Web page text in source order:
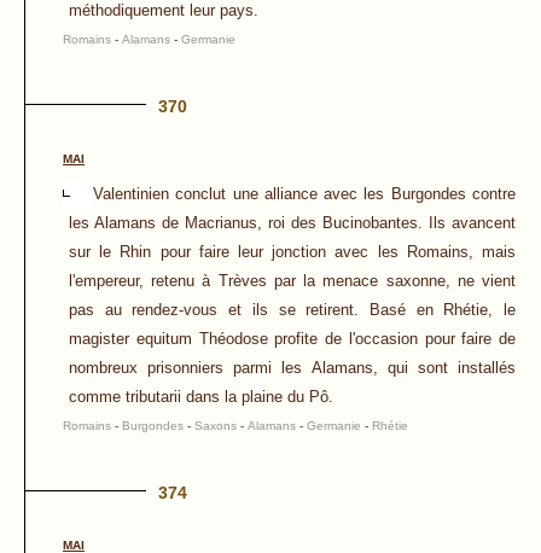
méthodiquement leur pays.
Romains - Alamans - Germanie
370
MAI
Valentinien conclut une alliance avec les Burgondes contre
les Alamans de Macrianus, roi des Bucinobantes. Ils avancent
sur le Rhin pour faire leur jonction avec les Romains, mais
l'empereur, retenu à Trèves par la menace saxonne, ne vient
pas au rendez-vous et ils se retirent. Basé en Rhétie, le
magister equitum Théodose profite de l'occasion pour faire de
nombreux prisonniers parmi les Alamans, qui sont installés
comme tributarii dans la plaine du Pô.
Romains - Burgondes - Saxons - Alamans - Germanie - Rhétie
374
MAI